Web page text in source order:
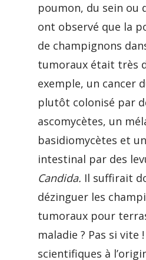
poumon, du sein ou
ont observé que la
de champignons
tumoraux était très
exemple, un cancer
plutôt colonisé par
ascomycètes, un
basidiomycètes et
intestinal par des
Candida. Il suffirait
dézinguer les
tumoraux pour
maladie ? Pas si vite
scientifiques à